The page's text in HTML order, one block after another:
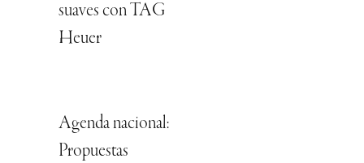
suaves con TAG
Heuer
Agenda nacional:
Propuestas